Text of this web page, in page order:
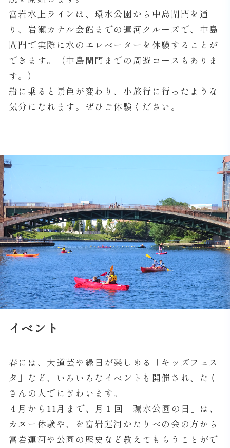
富岩水上ラインは、環水公園から中島閘門を通
り、岩瀬カナル会館までの運河クルーズで、中島
閘門で実際に水のエレベーターを体験することが
できます。（中島閘門までの周遊コースもありま
す。）
船に乗ると景色が変わり、小旅行に行ったような
気分になれます。ぜひご体験ください。
イベント
春には、大道芸や縁日が楽しめる「キッズフェス
タ」など、いろいろなイベントも開催され、たく
さんの人でにぎわいます。
４月から11月まで、月１回「環水公園の日」は、
カヌー体験や、を富岩運河かたりべの会の方から
富岩運河や公園の歴史など教えてもらうことがで